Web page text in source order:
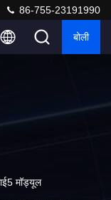
86-755-23191990
बोली
मॉड्यूल